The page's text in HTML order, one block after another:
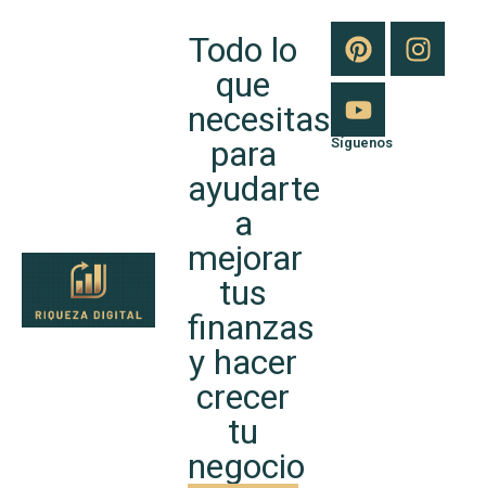
Todo lo
que
necesitas
para
ayudarte
a
mejorar
tus
finanzas
y hacer
crecer
tu
negocio
Síguenos